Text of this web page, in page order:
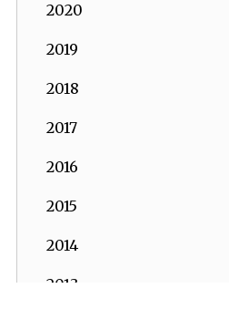
2020
2019
2018
2017
2016
2015
2014
2013